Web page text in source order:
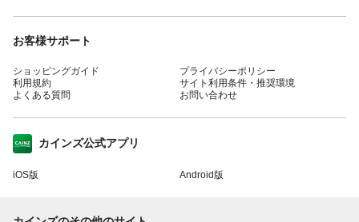
お客様サポート
ショッピングガイド
利用規約
よくある質問
プライバシーポリシー
サイト利用条件・推奨環境
お問い合わせ
カインズ公式アプリ
iOS版 Android版